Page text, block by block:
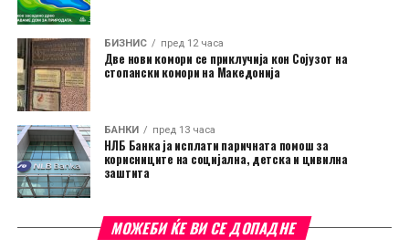
БИЗНИС пред 12 часа
Две нови комори се приклучија кон Сојузот на
стопански комори на Македонија
БАНКИ пред 13 часа
НЛБ Банка ја исплати паричната помош за
корисниците на социјална, детска и цивилна
заштита
МОЖЕБИ ЌЕ ВИ СЕ ДОПАДНЕ